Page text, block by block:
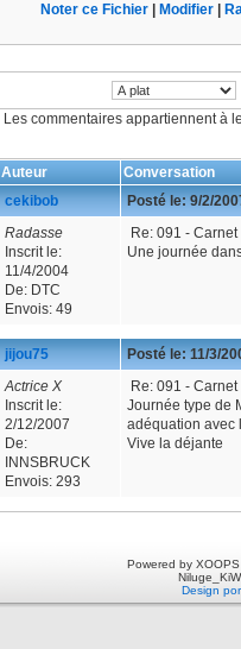
Noter ce Fichier Modifier
Les commentaires appartiennent à
Auteur
Conversation
cekibob
Posté le: 9/2/
Radasse
Inscrit le:
11/4/2004
De: DTC
Envois: 49
Re: 091 -
Une journée
jijou75 Posté le: 11/3/
Actrice X
Inscrit le:
2/12/2007
De:
INNSBRUCK
Envois: 293
Re: 091 -
Journée type de
adéquation avec
Vive la déjante
Powered by
Design